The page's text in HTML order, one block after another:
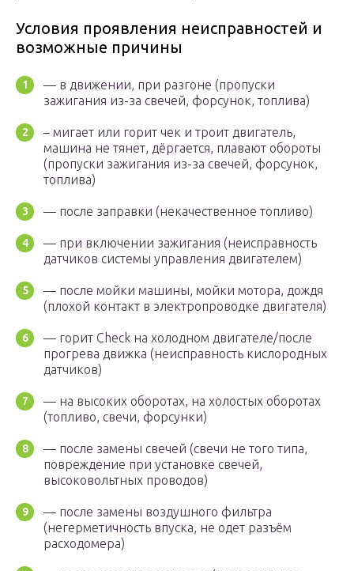
Условия проявления неисправностей и
возможные причины
— в движении, при разгоне (пропуски
зажигания из-за свечей, форсунок, топлива)
– мигает или горит чек и троит двигатель,
машина не тянет, дёргается, плавают обороты
(пропуски зажигания из-за свечей, форсунок,
топлива)
— после заправки (некачественное топливо)
— при включении зажигания (неисправность
датчиков системы управления двигателем)
— после мойки машины, мойки мотора, дождя
(плохой контакт в электропроводке двигателя)
— горит Check на холодном двигателе/после
прогрева движка (неисправность кислородных
датчиков)
— на высоких оборотах, на холостых оборотах
(топливо, свечи, форсунки)
— после замены свечей (свечи не того типа,
повреждение при установке свечей,
высоковольтных проводов)
— после замены воздушного фильтра
(негерметичность впуска, не одет разъём
расходомера)